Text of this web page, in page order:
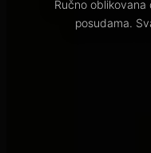
Ručno
posudama.